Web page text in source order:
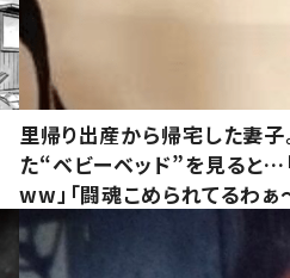
里帰り出産から帰宅した妻
た“ベビーベッド”を見ると…
ww」「闘魂こめられてるわぁ